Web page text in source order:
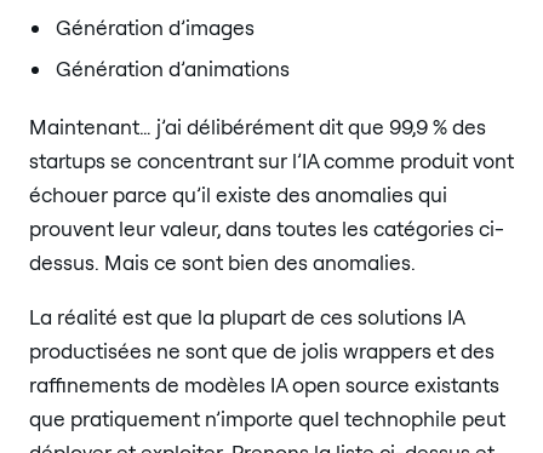
Génération d’images
Génération d’animations
Maintenant… j’ai délibérément dit que 99,9 % des
startups se concentrant sur l’IA comme produit vont
échouer parce qu’il existe des anomalies qui
prouvent leur valeur, dans toutes les catégories ci-
dessus. Mais ce sont bien des anomalies.
La réalité est que la plupart de ces solutions IA
productisées ne sont que de jolis wrappers et des
raffinements de modèles IA open source existants
que pratiquement n’importe quel technophile peut